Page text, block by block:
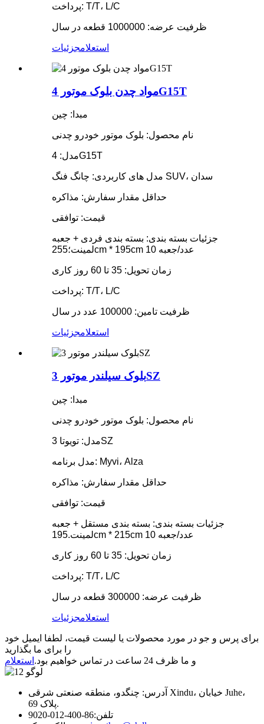
پرداخت: T/T، L/C
ظرفیت عرضه: 1000000 قطعه در سال
استعلامجزئیات
مواد چدن بلوک موتور 4G15T
مبدا: چین
نام محصول: بلوک موتور خودرو چدنی
مدل: 4G15T
مدل های کاربردی: چانگ فنگ SUV، سدان
حداقل مقدار سفارش: مذاکره
قیمت: توافقی
جزئیات بسته بندی: بسته بندی فردی + جعبه
لمینت؛255cm * 195cm 10 عدد/جعبه
زمان تحویل: 35 تا 60 روز کاری
پرداخت: T/T، L/C
ظرفیت تامین: 100000 عدد در سال
استعلامجزئیات
بلوک سیلندر موتور 3SZ
مبدا: چین
نام محصول: بلوک موتور خودرو چدنی
مدل: تویوتا 3SZ
مدل برنامه: Myvi، Alza
حداقل مقدار سفارش: مذاکره
قیمت: توافقی
جزئیات بسته بندی: بسته بندی مستقل + جعبه
لمینت.195cm * 215cm 10 عدد/جعبه
زمان تحویل: 35 تا 60 روز کاری
پرداخت: T/T، L/C
ظرفیت عرضه: 300000 قطعه در سال
استعلامجزئیات
برای پرس و جو در مورد محصولات یا لیست قیمت، لطفا ایمیل خود
را برای ما بگذارید
و ما ظرف 24 ساعت در تماس خواهیم بود.
استعلام
آدرس: چنگدو، منطقه صنعتی شرقی Xindu، خیابان Juhe،
پلاک 69.
تلفن:86-400-012-9020